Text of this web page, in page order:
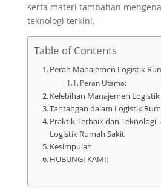
serta materi tambahan
teknologi terkini.
Table of Contents
Peran Manajemen Logistik
Peran Utama:
Kelebihan Manajemen
Tantangan dalam Logistik
Praktik Terbaik dan Teknologi
Logistik Rumah Sakit
Kesimpulan
HUBUNGI KAMI: